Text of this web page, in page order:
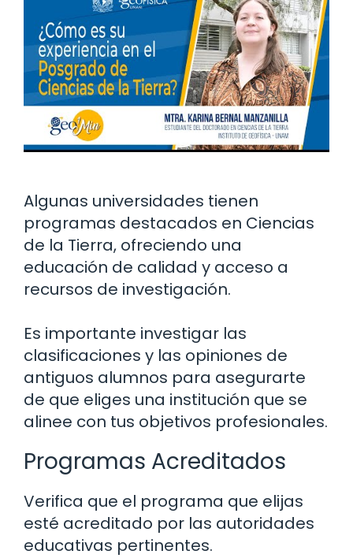
Algunas universidades tienen
programas destacados en Ciencias
de la Tierra, ofreciendo una
educación de calidad y acceso a
recursos de investigación.
Es importante investigar las
clasificaciones y las opiniones de
antiguos alumnos para asegurarte
de que eliges una institución que se
alinee con tus objetivos profesionales.
Programas Acreditados
Verifica que el programa que elijas
esté acreditado por las autoridades
educativas pertinentes.